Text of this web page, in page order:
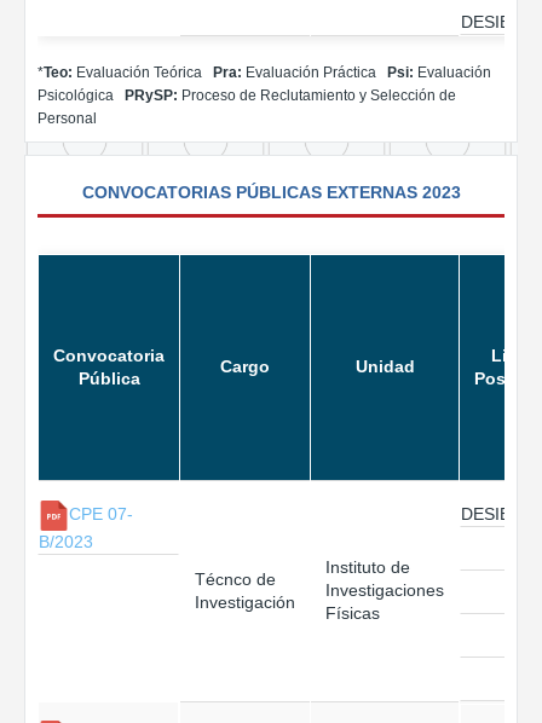
DESIERTA
*Teo: Evaluación Teórica Pra: Evaluación Práctica Psi: Evaluación
Psicológica PRySP: Proceso de Reclutamiento y Selección de
Personal
CONVOCATORIAS PÚBLICAS EXTERNAS 2023
Convocatoria
Pública
Cargo Unidad
Lista
CPE 07-
B/2023
Técnco de
Investigación
Instituto de
Investigaciones
Físicas
DESIERTA